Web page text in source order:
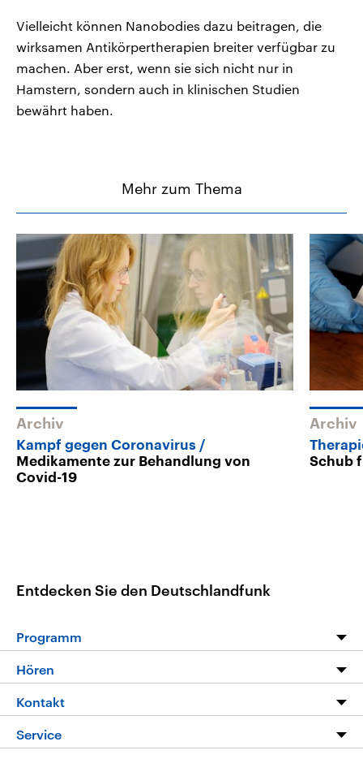
Vielleicht können Nanobodies dazu beitragen, die
wirksamen Antikörpertherapien breiter verfügbar zu
machen. Aber erst, wenn sie sich nicht nur in
Hamstern, sondern auch in klinischen Studien
bewährt haben.
Mehr zum Thema
Archiv
Kampf gegen Coronavirus
Medikamente zur Behandlung von
Covid-19
Archiv
Schub
Entdecken Sie den Deutschlandfunk
Programm
Programm
Die Nachrichten
Nachrichtenleicht
Hören
Livestream
Podcasts
Kontakt
Hörerservice
Service